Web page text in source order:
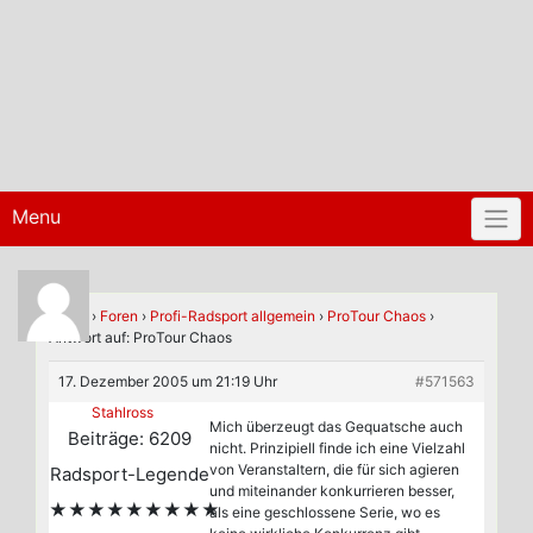
Menu
Home › Foren › Profi-Radsport allgemein › ProTour Chaos ›
Antwort auf: ProTour Chaos
17. Dezember 2005 um 21:19 Uhr
#571563
Stahlross
Beiträge: 6209
Radsport-Legende
★★★★★★★★★
Mich überzeugt das Gequatsche auch
nicht. Prinzipiell finde ich eine Vielzahl
von Veranstaltern, die für sich agieren
und miteinander konkurrieren besser,
als eine geschlossene Serie, wo es